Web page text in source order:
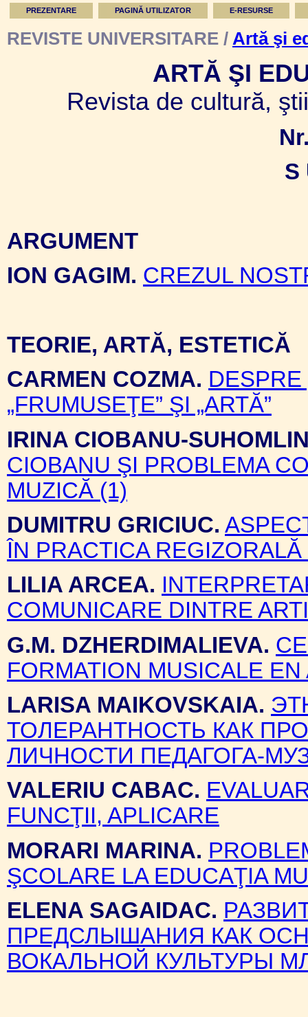
PREZENTARE PAGINĂ UTILIZATOR E-RESURSE
REVISTE UNIVERSITARE / Artă şi
ARTĂ ŞI
Revista de cultură,
S
ARGUMENT
ION GAGIM. CREZUL
TEORIE, ARTĂ, ESTETICĂ
CARMEN COZMA. DESPRE
„FRUMUSEŢE” ŞI „ARTĂ”
IRINA CIOBANU-
CIOBANU ŞI PROBLEMA
MUZICĂ (1)
DUMITRU GRICIUC.
ÎN PRACTICA
LILIA ARCEA.
COMUNICARE DINTRE
G.M. DZHERDIMALIEVA.
FORMATION MUSICALE EN
LARISA MAIKOVSKAIA.
ТОЛЕРАНТНОСТЬ КАК
ЛИЧНОСТИ ПЕДАГОГА-
VALERIU CABAC.
FUNCŢII, APLICARE
MORARI MARINA.
ŞCOLARE LA EDUCAŢIA
ELENA SAGAIDAC.
ПРЕДСЛЫШАНИЯ КАК
ВОКАЛЬНОЙ КУЛЬТУРЫ